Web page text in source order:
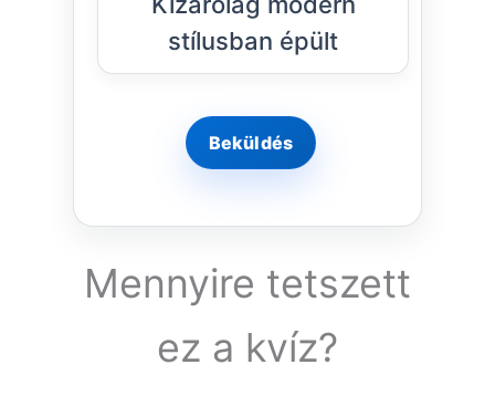
stílusban épült
Mennyire tetszett
ez a kvíz?